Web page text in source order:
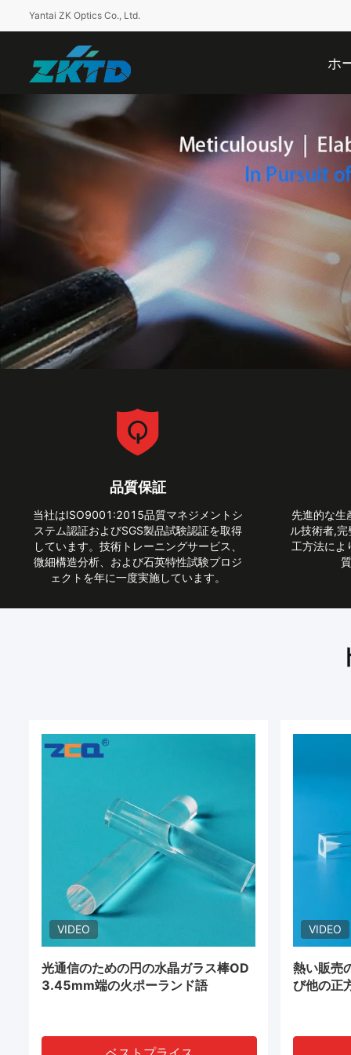
Yantai ZK Optics Co., Ltd.
ホ
品質保証
当社はISO9001:2015品質マネジメントシ
ステム認証およびSGS製品試験認証を取得
しています。技術トレーニングサービス、
微細構造分析、および石英特性試験プロジ
ェクトを年に一度実施しています。
先進的な生
ル技術者,
工方法によ
VIDEO
光通信のための円の水晶ガラス棒OD
3.45mm端の火ポーランド語
VIDEO
熱い販売
び他の正